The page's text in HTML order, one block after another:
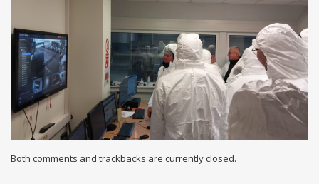
Both comments and trackbacks are currently closed.